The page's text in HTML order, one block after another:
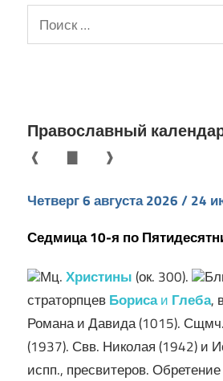
записям
Поиск
для:
Православный
❰ ❱
Четверг 6 августа 2026 / 24
Седмица 10-я по
Мц.Христины(ок. 300).
страторпцевБорисаи Глеба,
Романа и Давида (1015).
(1937). Свв. Николая (1942) и
испп., пресвитеров.